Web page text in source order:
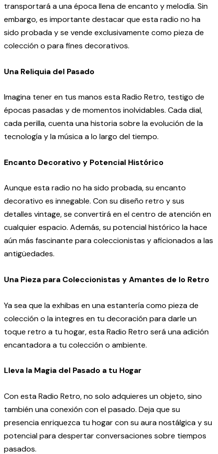
transportará a una época llena de encanto y melodía. Sin
embargo, es importante destacar que esta radio no ha
sido probada y se vende exclusivamente como pieza de
colección o para fines decorativos.
Una Reliquia del Pasado
Imagina tener en tus manos esta Radio Retro, testigo de
épocas pasadas y de momentos inolvidables. Cada dial,
cada perilla, cuenta una historia sobre la evolución de la
tecnología y la música a lo largo del tiempo.
Encanto Decorativo y Potencial Histórico
Aunque esta radio no ha sido probada, su encanto
decorativo es innegable. Con su diseño retro y sus
detalles vintage, se convertirá en el centro de atención en
cualquier espacio. Además, su potencial histórico la hace
aún más fascinante para coleccionistas y aficionados a las
antigüedades.
Una Pieza para Coleccionistas y Amantes de lo Retro
Ya sea que la exhibas en una estantería como pieza de
colección o la integres en tu decoración para darle un
toque retro a tu hogar, esta Radio Retro será una adición
encantadora a tu colección o ambiente.
Lleva la Magia del Pasado a tu Hogar
Con esta Radio Retro, no solo adquieres un objeto, sino
también una conexión con el pasado. Deja que su
presencia enriquezca tu hogar con su aura nostálgica y su
potencial para despertar conversaciones sobre tiempos
pasados.